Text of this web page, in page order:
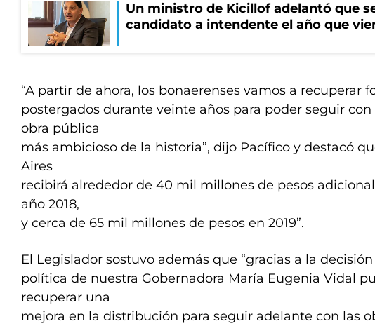
Un ministro de Kicillof adelantó que
candidato a intendente el año que
“A partir de ahora, los bonaerenses vamos a recuperar
postergados durante veinte años para poder seguir
obra pública
más ambicioso de la historia”, dijo Pacífico y destacó
Aires
recibirá alrededor de 40 mil millones de pesos
año 2018,
y cerca de 65 mil millones de pesos en 2019”.
El Legislador sostuvo además que “gracias a la decisión
política de nuestra Gobernadora María Eugenia Vidal
recuperar una
mejora en la distribución para seguir adelante con las